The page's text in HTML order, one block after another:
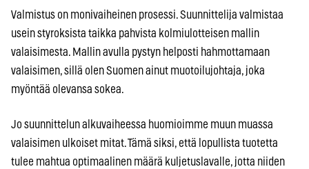
Valmistus on monivaiheinen prosessi. Suunnittelija valmistaa
usein styroksista taikka pahvista kolmiulotteisen mallin
valaisimesta. Mallin avulla pystyn helposti hahmottamaan
valaisimen, sillä olen Suomen ainut muotoilujohtaja, joka
myöntää olevansa sokea.
Jo suunnittelun alkuvaiheessa huomioimme muun muassa
valaisimen ulkoiset mitat. Tämä siksi, että lopullista tuotetta
tulee mahtua optimaalinen määrä kuljetuslavalle, jotta niiden